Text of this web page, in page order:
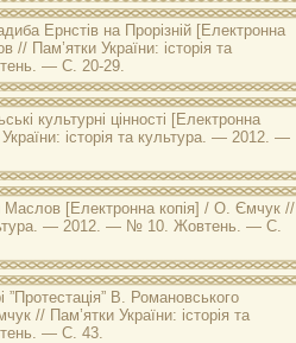
Ернстів на Прорізній [Електронна
Пам’ятки України: історія та
— С. 20-29.
культурні цінності [Електронна
історія та культура. — 2012. —
Маслов [Електронна копія] / О. Ємчук //
— 2012. — № 10. Жовтень. — С.
В. Романовського
// Пам’ятки України: історія та
— С. 43.